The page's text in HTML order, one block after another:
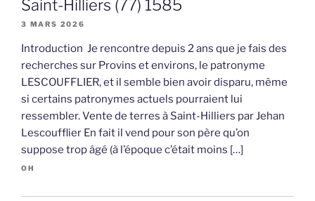
Saint-Hilliers (77) 1585
3 MARS 2026
Introduction Je rencontre depuis 2 ans que je fais des
recherches sur Provins et environs, le patronyme
LESCOUFFLIER, et il semble bien avoir disparu, même
si certains patronymes actuels pourraient lui
ressembler. Vente de terres à Saint-Hilliers par Jehan
Lescoufflier En fait il vend pour son père qu’on
suppose trop âgé (à l’époque c’était moins […]
OH